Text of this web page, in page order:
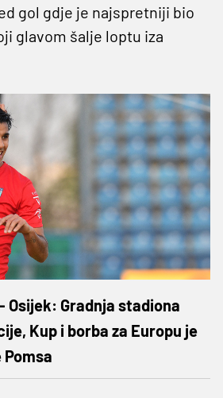
gol gdje je najspretniji bio
glavom šalje loptu iza
Osijek: Gradnja stadiona
Kup i borba za Europu je
Pomsa